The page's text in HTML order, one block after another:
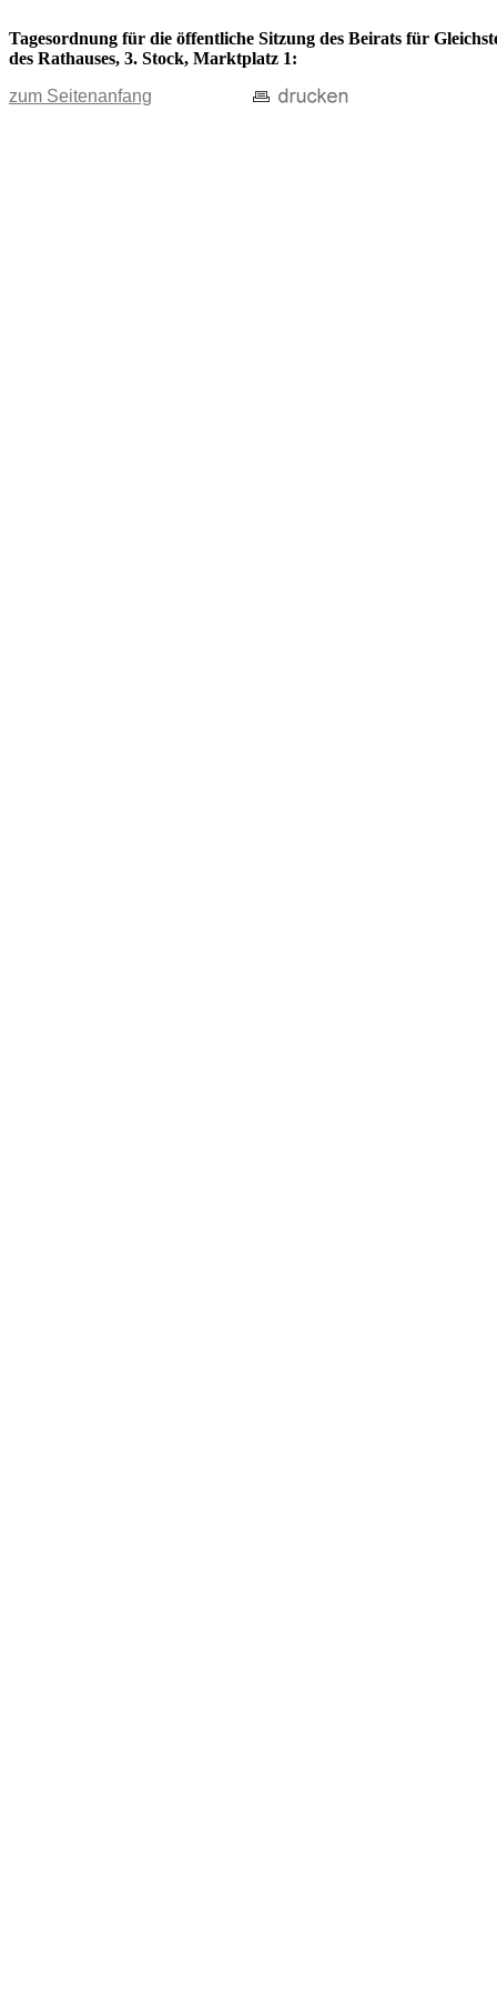
Tagesordnung für die öffentliche Sitzung des Beirats für
des Rathauses, 3. Stock, Marktplatz 1:
zum Seitenanfang